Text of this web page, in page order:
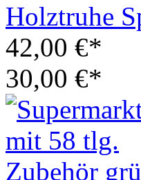
Holztruhe
42,00 €*
30,00 €*